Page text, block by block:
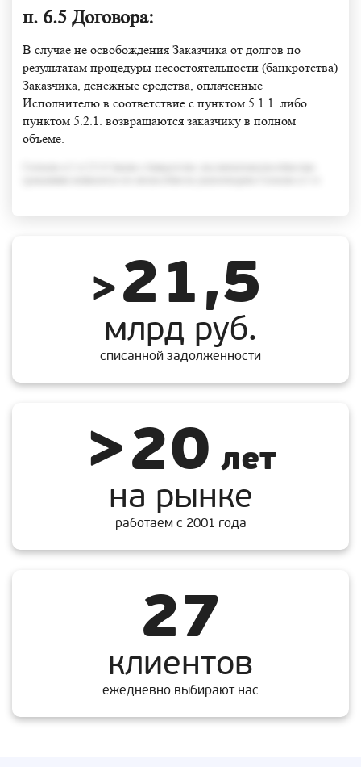
п. 6.5 Договора:
В случае не освобождения Заказчика от долгов по
результатам процедуры несостоятельности (банкротства)
Заказчика, денежные средства, оплаченные
Исполнителю в соответствие с пунктом 5.1.1. либо
пунктом 5.2.1. возвращаются заказчику в полном
объеме.
>21,5
млрд руб.
списанной задолженности
>20лет
на рынке
работаем с 2001 года
27
клиентов
ежедневно выбирают нас